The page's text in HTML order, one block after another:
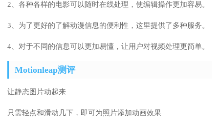
2、各种各样的电影可以随时在线处理，使编辑操作更加容易。
3、为了更好的了解动漫信息的便利性，这里提供了多种服务。
4、对于不同的信息可以更加易懂，让用户对视频处理更简单。
Motionleap测评
让静态图片动起来
只需轻点和滑动几下，即可为照片添加动画效果